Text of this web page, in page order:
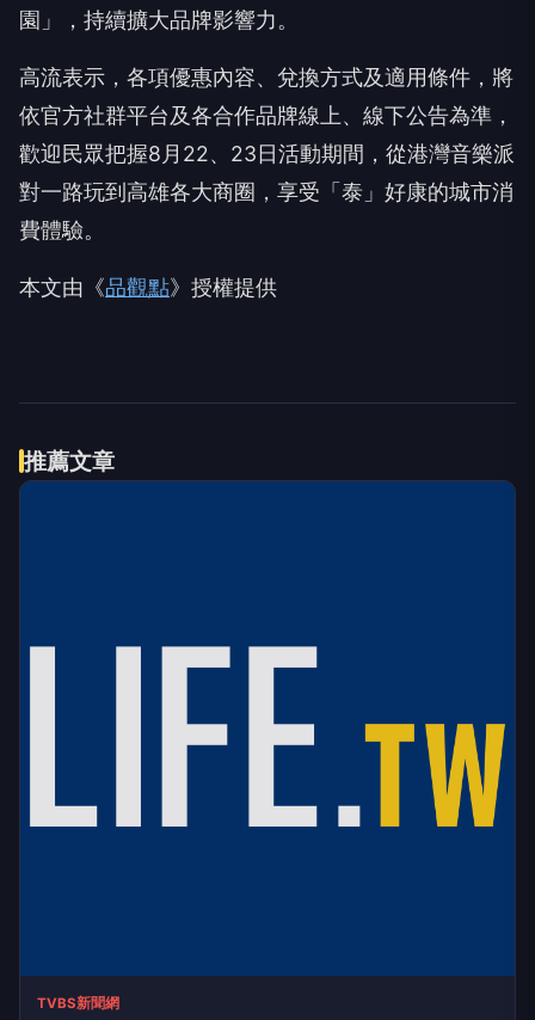
園」，持續擴大品牌影響力。
高流表示，各項優惠內容、兌換方式及適用條件，將
依官方社群平台及各合作品牌線上、線下公告為準，
歡迎民眾把握8月22、23日活動期間，從港灣音樂派
對一路玩到高雄各大商圈，享受「泰」好康的城市消
費體驗。
本文由《品觀點》授權提供
說愛妳！
PR